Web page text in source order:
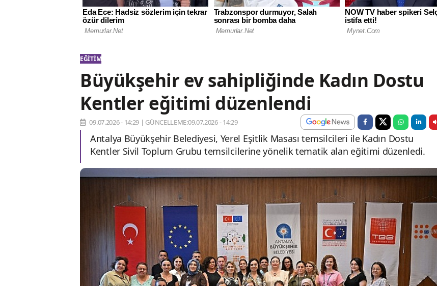
EĞITIM
Büyükşehir ev sahipliğinde Kadın Dostu
Kentler eğitimi düzenlendi
09.07.2026 - 14:29 | GÜNCELLEME:09.07.2026 - 14:29
Antalya Büyükşehir Belediyesi, Yerel Eşitlik Masası temsilcileri ile Kadın Dostu
Kentler Sivil Toplum Grubu temsilcilerine yönelik tematik alan eğitimi düzenledi.